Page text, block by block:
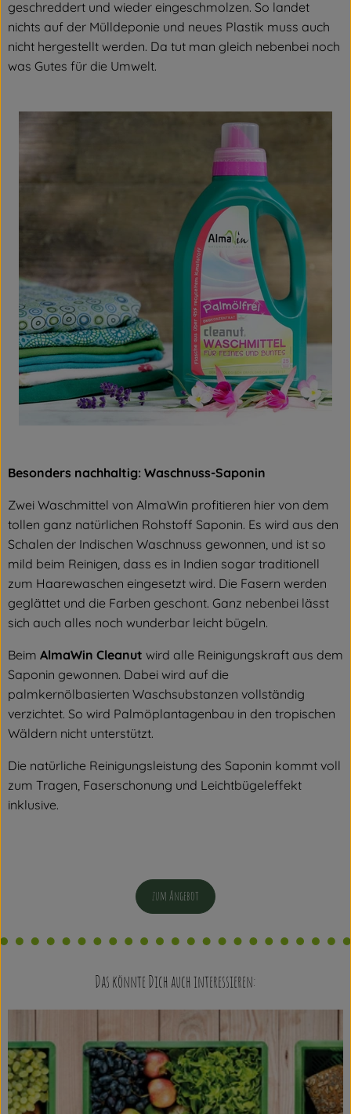
geschreddert und wieder eingeschmolzen. So landet
nichts auf der Mülldeponie und neues Plastik muss auch
nicht hergestellt werden. Da tut man gleich nebenbei noch
was Gutes für die Umwelt.
Besonders nachhaltig: Waschnuss-Saponin
Zwei Waschmittel von AlmaWin profitieren hier von dem
tollen ganz natürlichen Rohstoff Saponin. Es wird aus den
Schalen der Indischen Waschnuss gewonnen, und ist so
mild beim Reinigen, dass es in Indien sogar traditionell
zum Haarewaschen eingesetzt wird. Die Fasern werden
geglättet und die Farben geschont. Ganz nebenbei lässt
sich auch alles noch wunderbar leicht bügeln.
Beim AlmaWin Cleanut wird alle Reinigungskraft aus dem
Saponin gewonnen. Dabei wird auf die
palmkernölbasierten Waschsubstanzen vollständig
verzichtet. So wird Palmöplantagenbau in den tropischen
Wäldern nicht unterstützt.
Die natürliche Reinigungsleistung des Saponin kommt voll
zum Tragen, Faserschonung und Leichtbügeleffekt
inklusive.
zum Angebot
Das könnte Dich auch interessieren: